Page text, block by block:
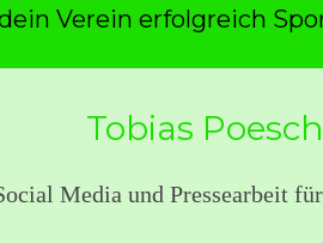
Verein erfolgreich
Tobias
Media und Pressearbeit